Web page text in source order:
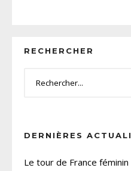
RECHERCHER
DERNIÈRES
Le tour de France